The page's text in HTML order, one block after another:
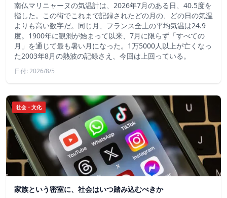
南仏マリニャーヌの気温計は、2026年7月のある日、40.5度を
指した。この街でこれまで記録されたどの月の、どの日の気温
よりも高い数字だ。同じ月、フランス全土の平均気温は24.9
度。1900年に観測が始まって以来、7月に限らず「すべての
月」を通じて最も暑い月になった。1万5000人以上が亡くなっ
た2003年8月の熱波の記録さえ、今回は上回っている。
日付: 2026/8/5
社会・文化
家族という密室に、社会はいつ踏み込むべきか